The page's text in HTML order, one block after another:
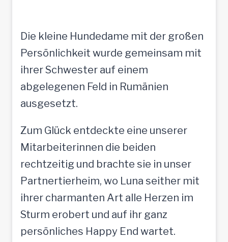
Die kleine Hundedame mit der großen
Persönlichkeit wurde gemeinsam mit
ihrer Schwester auf einem
abgelegenen Feld in Rumänien
ausgesetzt.
Zum Glück entdeckte eine unserer
Mitarbeiterinnen die beiden
rechtzeitig und brachte sie in unser
Partnertierheim, wo Luna seither mit
ihrer charmanten Art alle Herzen im
Sturm erobert und auf ihr ganz
persönliches Happy End wartet.